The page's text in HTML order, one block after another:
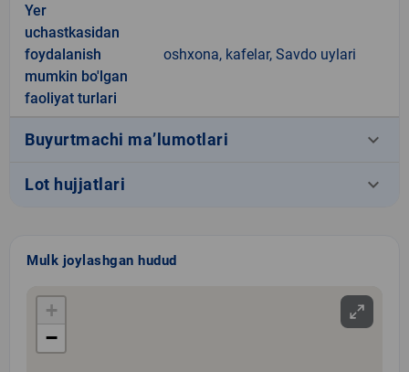
Yer
uchastkasidan
foydalanish
mumkin bo'lgan
faoliyat turlari
oshxona, kafelar, Savdo uylari
Buyurtmachi ma’lumotlari keyboard_arrow_down
Lot hujjatlari keyboard_arrow_down
Mulk joylashgan hudud
+
−